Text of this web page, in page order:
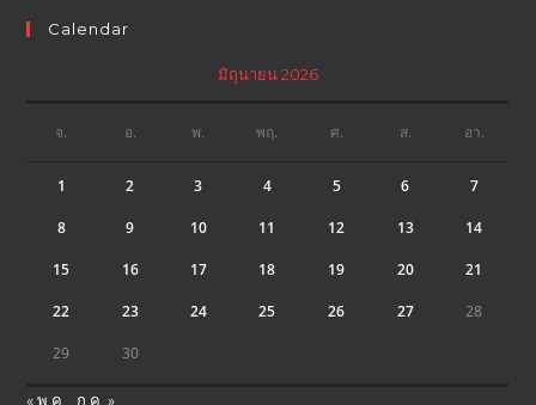
Calendar
มิถุนายน 2026
จ. อ. พ. พฤ. ศ. ส. อา.
1 2 3 4 5 6 7
8 9 10 11 12 13 14
15 16 17 18 19 20 21
22 23 24 25 26 27 28
29 30
« พ.ค. ก.ค. »